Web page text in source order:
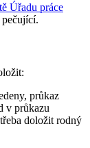
Úřadu práce
průkaz
v průkazu
doložit rodný